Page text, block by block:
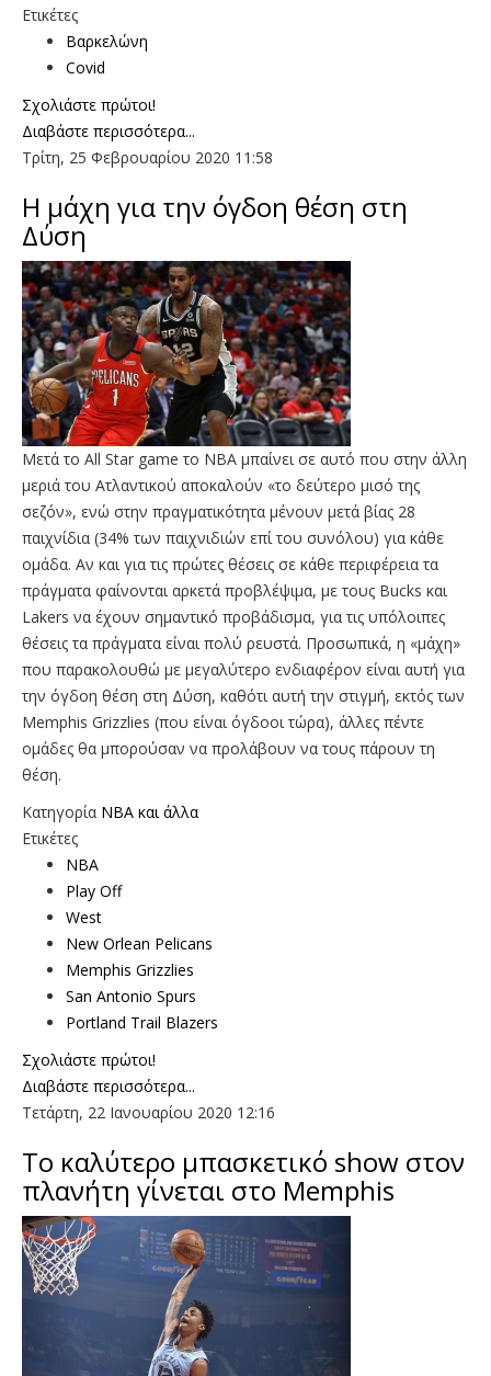
Ετικέτες
Βαρκελώνη
Covid
Σχολιάστε πρώτοι!
Διαβάστε περισσότερα...
Τρίτη, 25 Φεβρουαρίου 2020 11:58
Η μάχη για την όγδοη θέση στη
Δύση
Μετά το All Star game το ΝΒΑ μπαίνει σε αυτό που στην άλλη
μεριά του Ατλαντικού αποκαλούν «το δεύτερο μισό της
σεζόν», ενώ στην πραγματικότητα μένουν μετά βίας 28
παιχνίδια (34% των παιχνιδιών επί του συνόλου) για κάθε
ομάδα. Αν και για τις πρώτες θέσεις σε κάθε περιφέρεια τα
πράγματα φαίνονται αρκετά προβλέψιμα, με τους Bucks και
Lakers να έχουν σημαντικό προβάδισμα, για τις υπόλοιπες
θέσεις τα πράγματα είναι πολύ ρευστά. Προσωπικά, η «μάχη»
που παρακολουθώ με μεγαλύτερο ενδιαφέρον είναι αυτή για
την όγδοη θέση στη Δύση, καθότι αυτή την στιγμή, εκτός των
Memphis Grizzlies (που είναι όγδοοι τώρα), άλλες πέντε
ομάδες θα μπορούσαν να προλάβουν να τους πάρουν τη
θέση.
Κατηγορία NBA και άλλα
Ετικέτες
NBA
Play Off
West
New Orlean Pelicans
Memphis Grizzlies
San Antonio Spurs
Portland Trail Blazers
Σχολιάστε πρώτοι!
Διαβάστε περισσότερα...
Τετάρτη, 22 Ιανουαρίου 2020 12:16
Το καλύτερο μπασκετικό show στον
πλανήτη γίνεται στο Memphis